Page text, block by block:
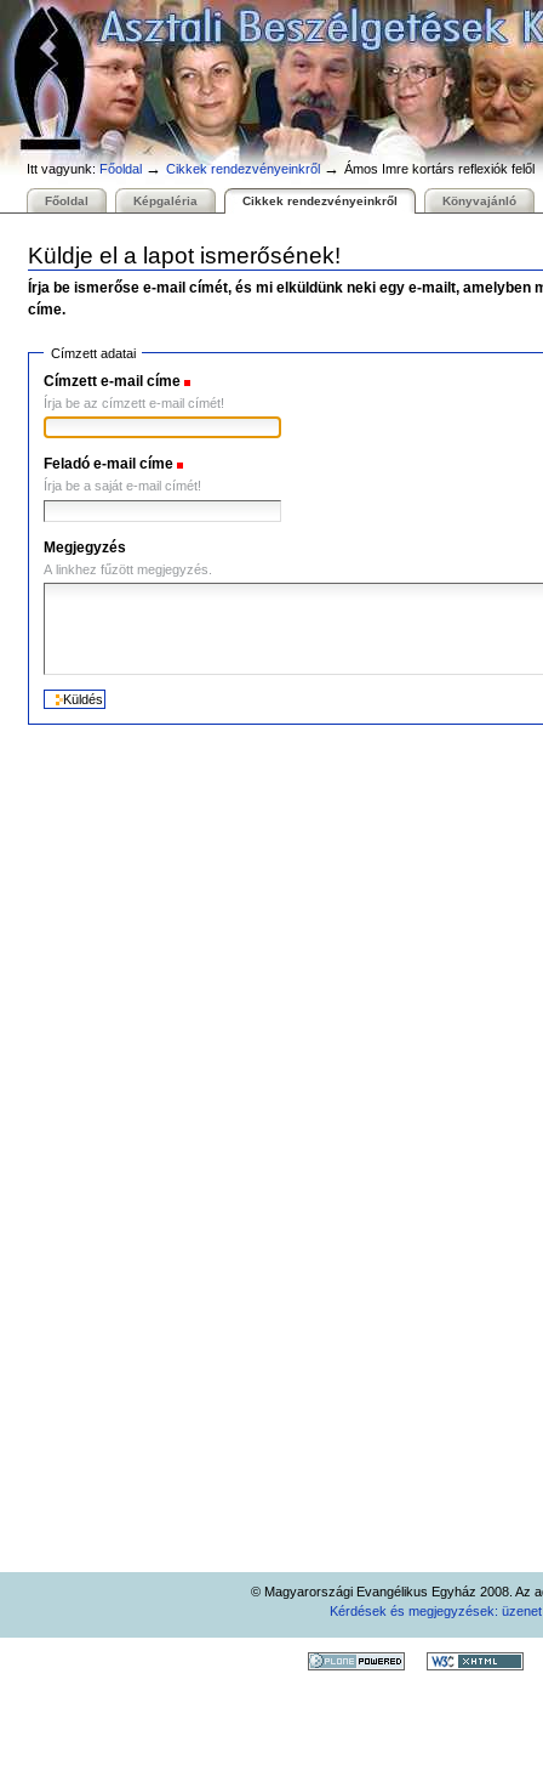
Tovább
tartalomhoz
Ugrás
navigációhoz
Személyes
eszközök
Itt vagyunk: Főoldal →Cikkek rendezvényeinkről →Ámos Imre kortárs reflexiók felől
Bekezdések
Főoldal Képgaléria Cikkek rendezvényeinkről Könyvajánló
Küldje el a lapot ismerősének!
Írja be ismerőse e-mail címét, és mi elküldünk neki egy e-mailt, amelyben
címe.
Címzett adatai
Címzett e-mail címe
Írja be az címzett e-mail címét!
Feladó e-mail címe
Írja be a saját e-mail címét!
Megjegyzés
A linkhez fűzött megjegyzés.
© Magyarországi Evangélikus Egyház 2008. Az
Kérdések és megjegyzések: